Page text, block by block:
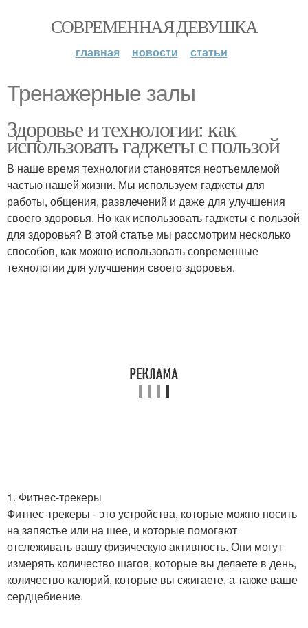
СОВРЕМЕННАЯ ДЕВУШКА
главная новости статьи
Тренажерные залы
Здоровье и технологии: как
использовать гаджеты с пользой
В наше время технологии становятся неотъемлемой
частью нашей жизни. Мы используем гаджеты для
работы, общения, развлечений и даже для улучшения
своего здоровья. Но как использовать гаджеты с пользой
для здоровья? В этой статье мы рассмотрим несколько
способов, как можно использовать современные
технологии для улучшения своего здоровья.
1. Фитнес-трекеры
Фитнес-трекеры - это устройства, которые можно носить
на запястье или на шее, и которые помогают
отслеживать вашу физическую активность. Они могут
измерять количество шагов, которые вы делаете в день,
количество калорий, которые вы сжигаете, а также ваше
сердцебиение.